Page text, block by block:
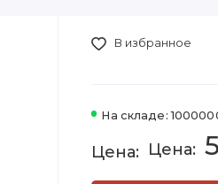
На складе:
В избранное